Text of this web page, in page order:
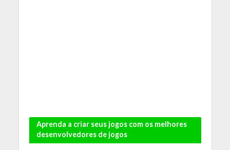
Aprenda a criar seus jogos com os melhores
desenvolvedores de jogos